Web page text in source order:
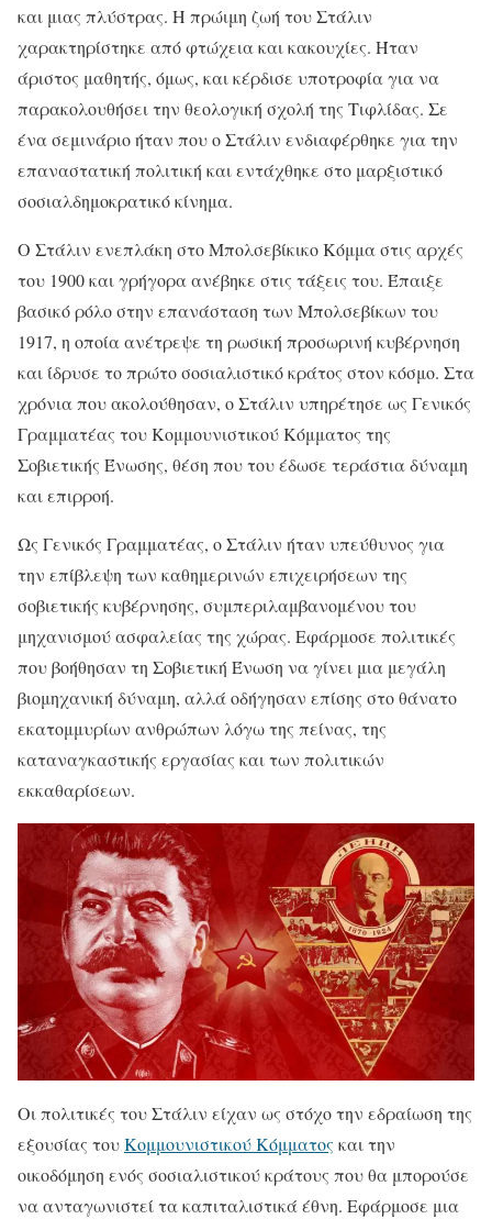
και μιας πλύστρας. Η πρώιμη ζωή του Στάλιν
χαρακτηρίστηκε από φτώχεια και κακουχίες. Ήταν
άριστος μαθητής, όμως, και κέρδισε υποτροφία για να
παρακολουθήσει την θεολογική σχολή της Τιφλίδας. Σε
ένα σεμινάριο ήταν που ο Στάλιν ενδιαφέρθηκε για την
επαναστατική πολιτική και εντάχθηκε στο μαρξιστικό
σοσιαλδημοκρατικό κίνημα.
Ο Στάλιν ενεπλάκη στο Μπολσεβίκικο Κόμμα στις αρχές
του 1900 και γρήγορα ανέβηκε στις τάξεις του. Έπαιξε
βασικό ρόλο στην επανάσταση των Μπολσεβίκων του
1917, η οποία ανέτρεψε τη ρωσική προσωρινή κυβέρνηση
και ίδρυσε το πρώτο σοσιαλιστικό κράτος στον κόσμο. Στα
χρόνια που ακολούθησαν, ο Στάλιν υπηρέτησε ως Γενικός
Γραμματέας του Κομμουνιστικού Κόμματος της
Σοβιετικής Ένωσης, θέση που του έδωσε τεράστια δύναμη
και επιρροή.
Ως Γενικός Γραμματέας, ο Στάλιν ήταν υπεύθυνος για
την επίβλεψη των καθημερινών επιχειρήσεων της
σοβιετικής κυβέρνησης, συμπεριλαμβανομένου του
μηχανισμού ασφαλείας της χώρας. Εφάρμοσε πολιτικές
που βοήθησαν τη Σοβιετική Ένωση να γίνει μια μεγάλη
βιομηχανική δύναμη, αλλά οδήγησαν επίσης στο θάνατο
εκατομμυρίων ανθρώπων λόγω της πείνας, της
καταναγκαστικής εργασίας και των πολιτικών
εκκαθαρίσεων.
Οι πολιτικές του Στάλιν είχαν ως στόχο την εδραίωση της
εξουσίας τουΚομμουνιστικού Κόμματος και την
οικοδόμηση ενός σοσιαλιστικού κράτους που θα μπορούσε
να ανταγωνιστεί τα καπιταλιστικά έθνη. Εφάρμοσε μια